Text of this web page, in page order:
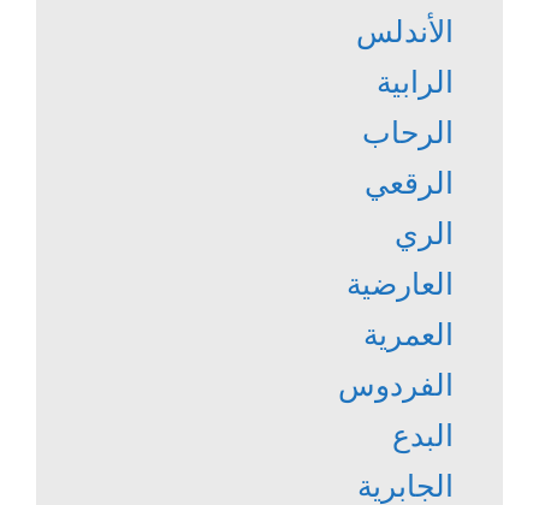
الأندلس
الرابية
الرحاب
الرقعي
الري
العارضية
العمرية
الفردوس
البدع
الجابرية